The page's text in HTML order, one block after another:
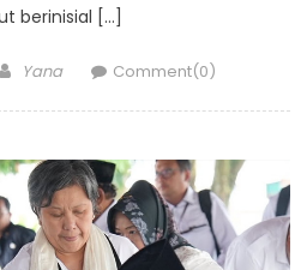
berinisial […]
Author
Yana Comment(0)